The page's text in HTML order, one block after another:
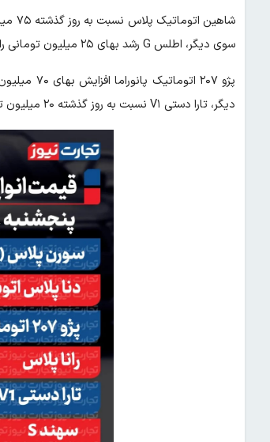
سوی دیگر، اطلس G رشد بهای ۲۵ میلیون تومانی را پشت سر گذاشت و روی شاخص یک میلیارد و ۴۸۰ میلیون تومان ایستاد.
دیگر، تارا دستی V۱ نسبت به روز گذشته ۲۰ میلیون تومان ارزان شد تا امروز با نرخ ۲ میلیارد و ۵۵ میلیون تومان خرید و فروش شود.